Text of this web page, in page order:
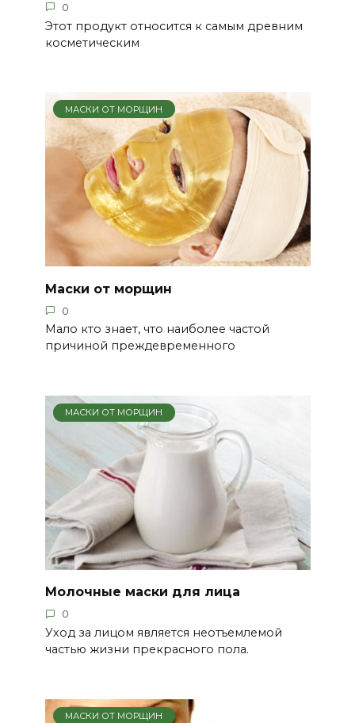
0
Этот продукт относится к самым древним
косметическим
МАСКИ ОТ МОРЩИН
Маски от морщин
0
Мало кто знает, что наиболее частой
причиной преждевременного
МАСКИ ОТ МОРЩИН
Молочные маски для лица
0
Уход за лицом является неотъемлемой
частью жизни прекрасного пола.
МАСКИ ОТ МОРЩИН